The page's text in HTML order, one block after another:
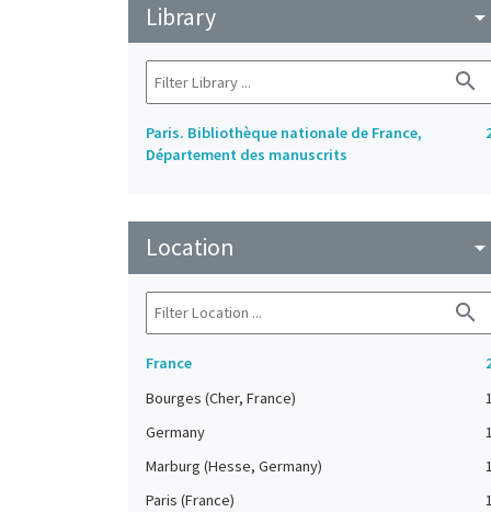
Library arrow_drop_down
search
Paris. Bibliothèque nationale de France,
Département des manuscrits
Location arrow_drop_down
search
France
Bourges (Cher, France)
1
Germany
1
Marburg (Hesse, Germany)
1
Paris (France)
1